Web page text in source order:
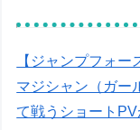
【ジャンプフォ
マジシャン（ガー
て戦うショートPV